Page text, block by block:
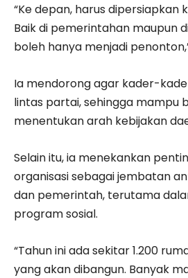
“Ke depan, harus dipersiapkan
Baik di pemerintahan maupun
boleh hanya menjadi
Ia mendorong agar kader-
lintas partai, sehingga mampu
menentukan arah kebijakan
Selain itu, ia menekankan
organisasi sebagai jembatan
dan pemerintah, terutama
program sosial.
“Tahun ini ada sekitar 1.200
yang akan dibangun. Banyak